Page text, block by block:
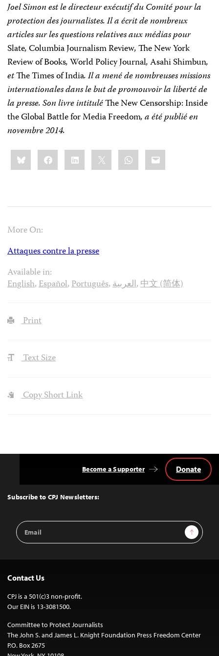
Joel Simon est le directeur exécutif du Comité pour la
protection des journalistes. Il a écrit de nombreux
articles sur les questions relatives aux médias pour
Slate,Columbia Journalism Review,The New York
Review of Books,World Policy Journal,Asahi Shimbun,
etThe Times of India. Il a mené de nombreuses missions
internationales dans le but de promouvoir la liberté de
la presse. Son livre intituléThe New Censorship: Inside
the Global Battle for Media Freedom, a été publié en
novembre 2014.
Share
this:BlueskyFacebookLinkedIn WhatsApp
Email
More On:
Attaques contre la presse
Available in:
English,Español,Português,العربية,中文 (简体)
Print
Text Size
Copy Short Link
Top
Subscribe to CPJ Newsletters:
Email
Address
Sign Up
Become a Supporter Donate
Contact Us
CPJ is a 501(c)3 non-profit.
Our EIN is 13-3081500.
Committee to Protect Journalists
The John S. and James L. Knight Foundation Press Freedom Center
P.O. Box 2675